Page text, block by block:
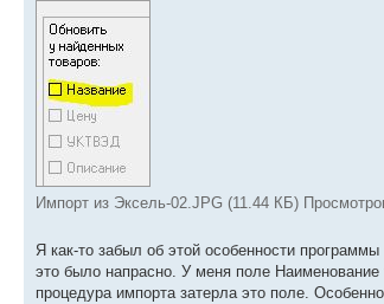
Импорт из Эксель-02.JPG (11.44 КБ)
Я как-то забыл об этой особенности
это было напрасно. У меня поле
процедура импорта затерла это поле.